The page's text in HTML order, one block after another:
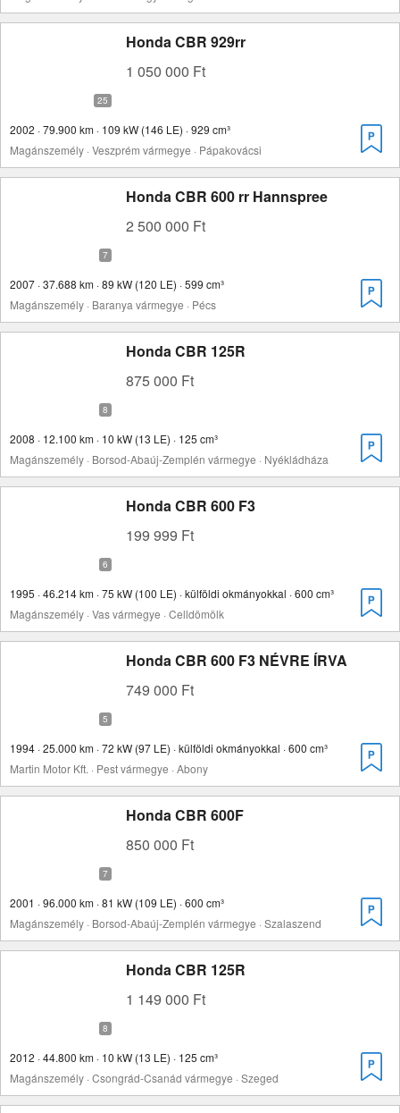
Honda CBR 929rr
1 050 000 Ft
2002 · 79.900 km · 109 kW (146 LE) · 929 cm³
Magánszemély · Veszprém vármegye · Pápakovácsi
Honda CBR 600 rr Hannspree
2 500 000 Ft
2007 · 37.688 km · 89 kW (120 LE) · 599 cm³
Magánszemély · Baranya vármegye · Pécs
Honda CBR 125R
875 000 Ft
2008 · 12.100 km · 10 kW (13 LE) · 125 cm³
Magánszemély · Borsod-Abaúj-Zemplén vármegye · Nyékládháza
Honda CBR 600 F3
199 999 Ft
1995 · 46.214 km · 75 kW (100 LE) · külföldi okmányokkal · 600 cm³
Magánszemély · Vas vármegye · Celldömölk
Honda CBR 600 F3 NÉVRE ÍRVA
749 000 Ft
1994 · 25.000 km · 72 kW (97 LE) · külföldi okmányokkal · 600 cm³
Martin Motor Kft. · Pest vármegye · Abony
Honda CBR 600F
850 000 Ft
2001 · 96.000 km · 81 kW (109 LE) · 600 cm³
Magánszemély · Borsod-Abaúj-Zemplén vármegye · Szalaszend
Honda CBR 125R
1 149 000 Ft
2012 · 44.800 km · 10 kW (13 LE) · 125 cm³
Magánszemély · Csongrád-Csanád vármegye · Szeged